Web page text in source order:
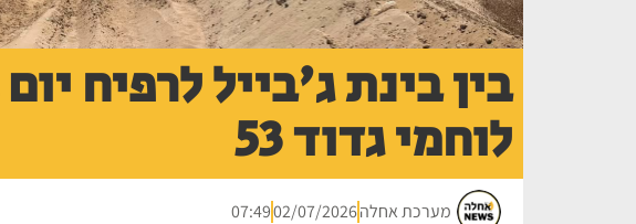
בין בינת ג'בייל לרפיח
לוחמי גדוד 53
מערכת אחלה02/07/2026
07:49